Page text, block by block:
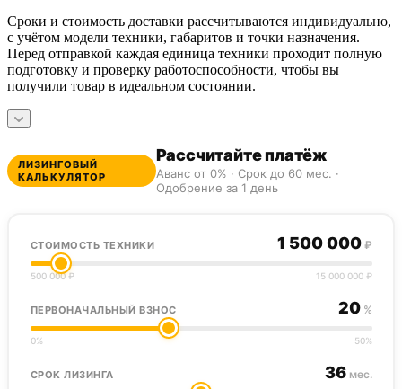
Сроки и стоимость доставки рассчитываются индивидуально,
с учётом модели техники, габаритов и точки назначения.
Перед отправкой каждая единица техники проходит полную
подготовку и проверку работоспособности, чтобы вы
получили товар в идеальном состоянии.
ЛИЗИНГОВЫЙ
КАЛЬКУЛЯТОР
Рассчитайте платёж
Аванс от 0% · Срок до 60 мес. ·
Одобрение за 1 день
СТОИМОСТЬ ТЕХНИКИ 1 500 000 ₽
500 000 ₽ 15 000 000 ₽
ПЕРВОНАЧАЛЬНЫЙ ВЗНОС 20 %
0% 50%
СРОК ЛИЗИНГА 36 мес.